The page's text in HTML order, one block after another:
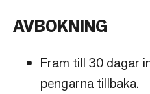
AVBOKNING
Fram till 30 dagar
pengarna tillbaka.